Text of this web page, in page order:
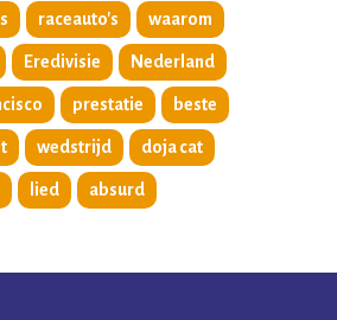
raceauto's waarom
Eredivisie Nederland
prestatie beste
wedstrijd doja cat
lied absurd